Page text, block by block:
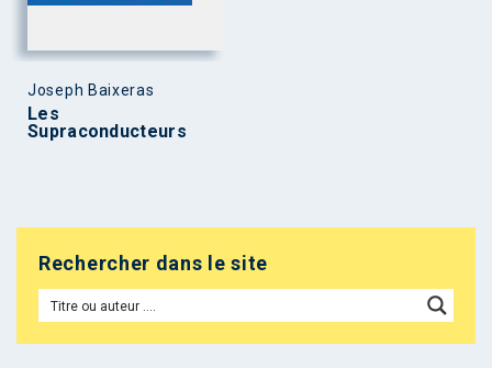
Joseph Baixeras
Les
Supraconducteurs
Rechercher dans le site